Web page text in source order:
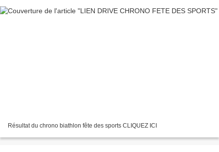
Résultat du chrono biathlon fête des sports CLIQUEZ ICI